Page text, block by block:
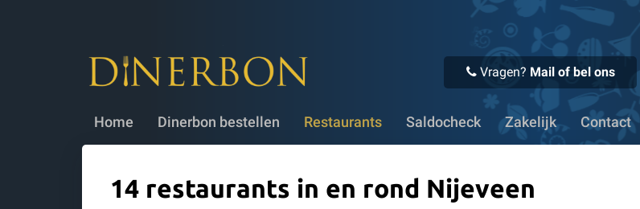
Vragen? Mail of bel ons
Home Dinerbon bestellen Restaurants Saldocheck Zakelijk Contact
✔ Voor 16:00 uur besteld, vandaag verstuurd
14 restaurants in en rond Nijeveen